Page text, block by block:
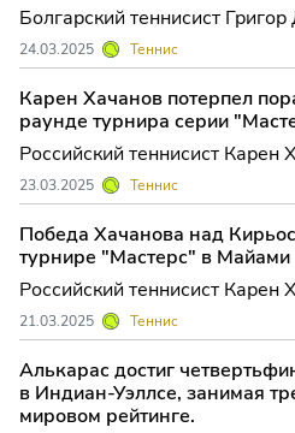
Болгарский теннисист
победил россиянина Карена
серии "Мастерс" в Майами,
из-за частых совместных ...
24.03.2025 Теннис
Карен Хачанов потерпел
раунде турнира серии
Российский теннисист Карен
четвертый круг турнира
призовой фонд которого
миллионов долларов. В матче
23.03.2025 Теннис
Победа Хачанова над
турнире "Мастерс" в Майами
Российский теннисист Карен
третий круг турнира серии
призовой фонд которого
миллионов долларов. В матче
21.03.2025 Теннис
Алькарас достиг
в Индиан-Уэллсе, занимая
мировом рейтинге.